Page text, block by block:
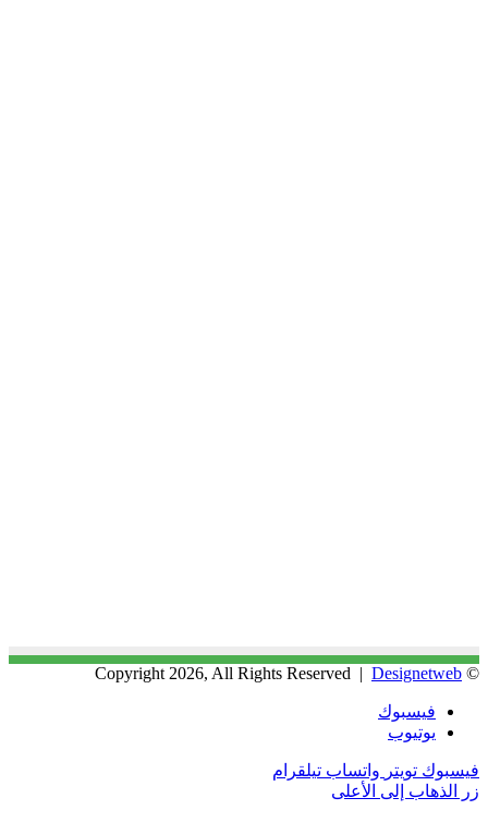
© Copyright 2026, All Rights Reserved |
Designetweb
فيسبوك
يوتيوب
فيسبوك تويتر واتساب تيلقرام
زر الذهاب إلى الأعلى